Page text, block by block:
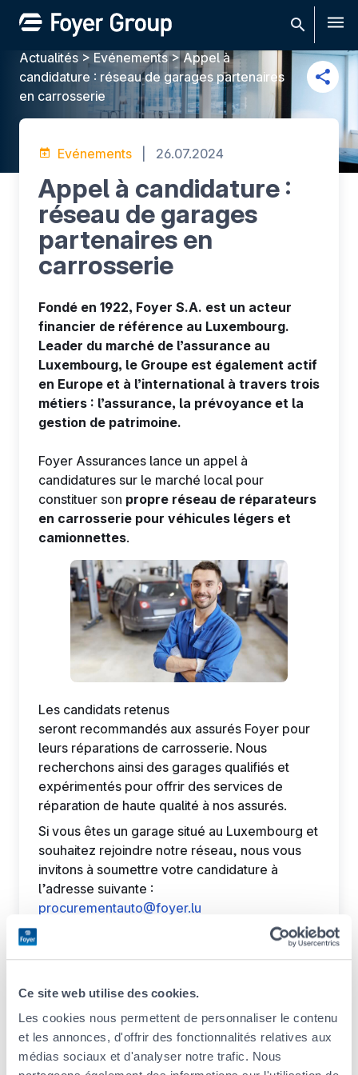
Ce site web utilise des cookies.
Les cookies nous permettent de personnaliser le contenu
et les annonces, d'offrir des fonctionnalités relatives aux
médias sociaux et d'analyser notre trafic. Nous
FR
Actualités > Evénements>Appel à
candidature : réseau de garages partenaires
en carrosserie
Evénements 26.07.2024
Appel à candidature :
réseau de garages
partenaires en
carrosserie
Fondé en 1922, Foyer S.A. est un acteur
financier de référence au Luxembourg.
Leader du marché de l’assurance au
Luxembourg, le Groupe est également actif
en Europe et à l’international à travers trois
métiers : l’assurance, la prévoyance et la
gestion de patrimoine.
Foyer Assurances lance un appel à
candidatures sur le marché local pour
constituer son propre réseau de réparateurs
en carrosserie pour véhicules légers et
camionnettes.
Les candidats retenus
seront recommandés aux assurés Foyer pour
leurs réparations de carrosserie. Nous
recherchons ainsi des garages qualifiés et
expérimentés pour offrir des services de
réparation de haute qualité à nos assurés.
Si vous êtes un garage situé au Luxembourg et
souhaitez rejoindre notre réseau, nous vous
invitons à soumettre votre candidature à
l’adresse suivante :
procurementauto@foyer.lu
de candidature estle 20 août 2024.